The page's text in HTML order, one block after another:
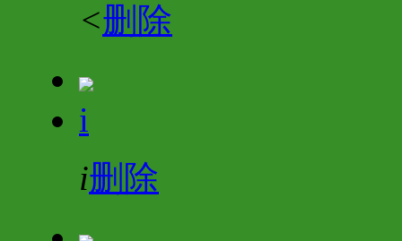
<删除
i
i删除